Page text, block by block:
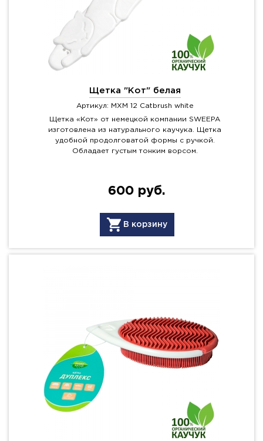
Щетка "Кот" белая
Артикул: MXM 12 Catbrush white
Щетка «Кот» от немецкой компании SWEEPA
изготовлена из натурального каучука. Щетка
удобной продолговатой формы с ручкой.
Обладает густым тонким ворсом.
600 руб.
В корзину